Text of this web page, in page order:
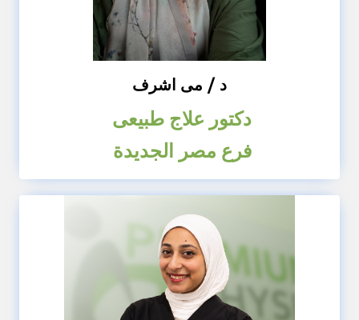
د / مى اشرف
دكتور علاج طبيعى
فرع مصر الجديدة